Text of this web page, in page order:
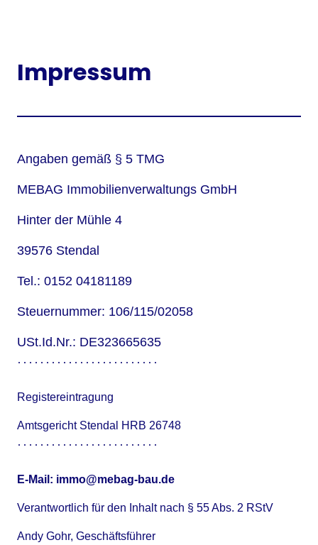
Impressum
Angaben gemäß § 5 TMG
MEBAG Immobilienverwaltungs GmbH
Hinter der Mühle 4
39576 Stendal
Tel.: 0152 04181189
Steuernummer: 106/115/02058
USt.Id.Nr.: DE323665635
Registereintragung
Amtsgericht Stendal HRB 26748
E-Mail: immo@mebag-bau.de
Verantwortlich für den Inhalt nach § 55 Abs. 2 RStV
Andy Gohr, Geschäftsführer